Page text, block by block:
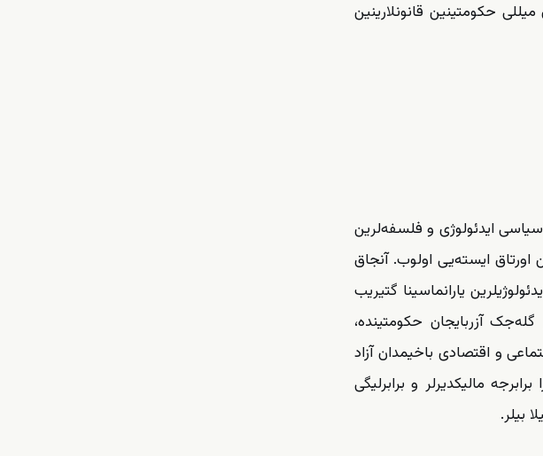
حکومتینین قانونلارینین
سیاسی ایدئولوژی و فلسفه‌لرین
اورتاق ایسته‌یی اولوب. آنجاق
یارانماسینا گتیریب
آزربایجان حکومتینده،
و اقتصادی باخیمدان آزاد
مالیکدیرلر و برابرلیگی
بیلر.